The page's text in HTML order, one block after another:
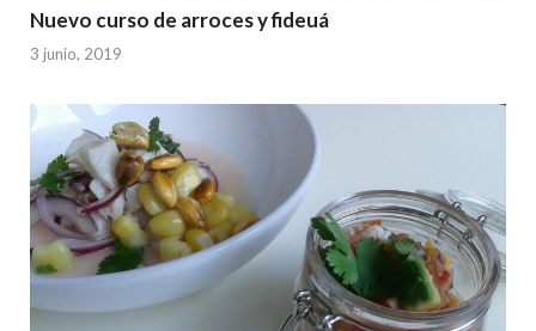
Nuevo curso de arroces y fideuá
3 junio, 2019